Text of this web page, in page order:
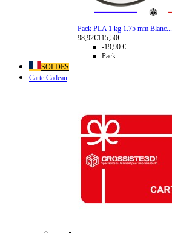
Pack PLA 1 kg 1.75 mm Blanc...
98,92€115,50€
-19,90 €
Pack
SOLDES
Carte Cadeau